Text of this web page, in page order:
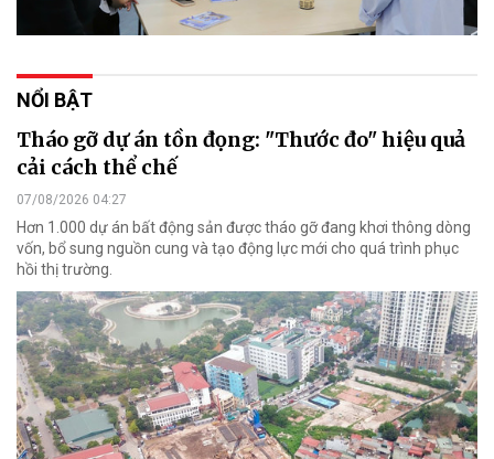
NỔI BẬT
Tháo gỡ dự án tồn đọng: "Thước đo" hiệu quả
cải cách thể chế
07/08/2026 04:27
Hơn 1.000 dự án bất động sản được tháo gỡ đang khơi thông dòng
vốn, bổ sung nguồn cung và tạo động lực mới cho quá trình phục
hồi thị trường.